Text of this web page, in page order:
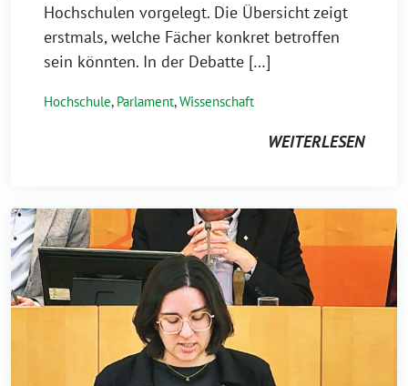
Hochschulen vorgelegt. Die Übersicht zeigt
erstmals, welche Fächer konkret betroffen
sein könnten. In der Debatte […]
Hochschule, Parlament,Wissenschaft
WEITERLESEN